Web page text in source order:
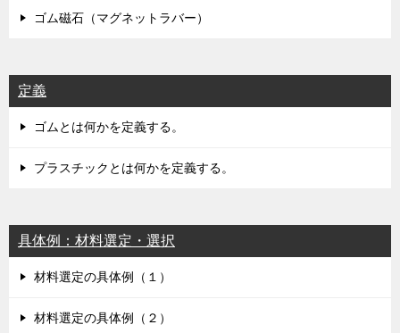
ゴム磁石（マグネットラバー）
定義
ゴムとは何かを定義する。
プラスチックとは何かを定義する。
具体例：材料選定・選択
材料選定の具体例（１）
材料選定の具体例（２）